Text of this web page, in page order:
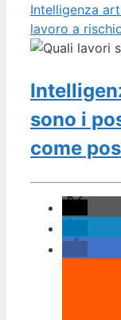
Intelligenza
lavoro a
sono i
come